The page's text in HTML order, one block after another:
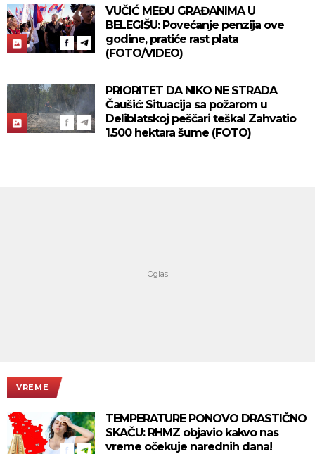
VUČIĆ MEĐU GRAĐANIMA U
BELEGIŠU: Povećanje penzija ove
godine, pratiće rast plata
(FOTO/VIDEO)
PRIORITET DA NIKO NE STRADA
Čaušić: Situacija sa požarom u
Deliblatskoj peščari teška! Zahvatio
1.500 hektara šume (FOTO)
VREME
TEMPERATURE PONOVO DRASTIČNO
SKAČU: RHMZ objavio kakvo nas
vreme očekuje narednih dana!